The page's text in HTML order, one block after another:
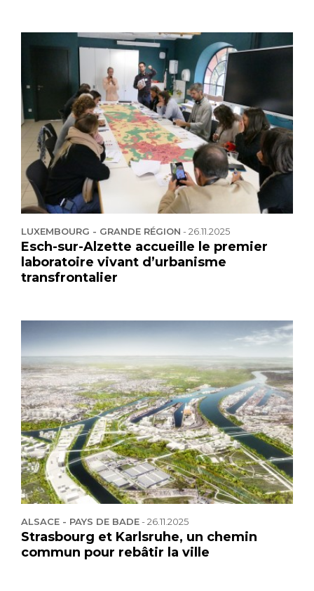
LUXEMBOURG - GRANDE RÉGION -26.11.2025
Esch-sur-Alzette accueille le premier
laboratoire vivant d’urbanisme
transfrontalier
ALSACE - PAYS DE BADE-26.11.2025
Strasbourg et Karlsruhe, un chemin
commun pour rebâtir la ville